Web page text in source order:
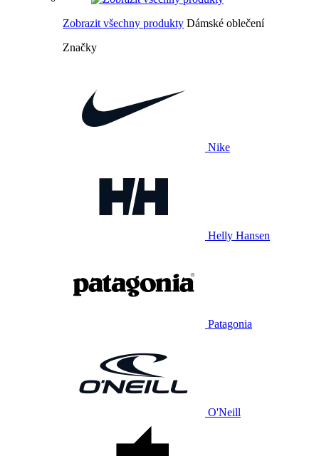
Zobrazit všechny produkty Dámské oblečení
Značky
Nike
Helly Hansen
Patagonia
O'Neill